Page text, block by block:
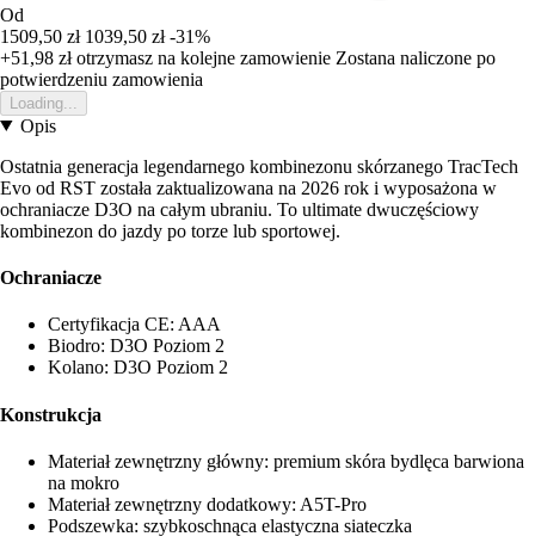
Od
1509,50 zł 1039,50 zł -31%
+51,98 złotrzymasz na kolejne zamowienie Zostana naliczone po
potwierdzeniu zamowienia
Loading...
Opis
Ostatnia generacja legendarnego kombinezonu skórzanego TracTech
Evo od RST została zaktualizowana na 2026 rok i wyposażona w
ochraniacze D3O na całym ubraniu. To ultimate dwuczęściowy
kombinezon do jazdy po torze lub sportowej.
Ochraniacze
Certyfikacja CE: AAA
Biodro: D3O Poziom 2
Kolano: D3O Poziom 2
Konstrukcja
Materiał zewnętrzny główny: premium skóra bydlęca barwiona
na mokro
Materiał zewnętrzny dodatkowy: A5T-Pro
Podszewka: szybkoschnąca elastyczna siateczka